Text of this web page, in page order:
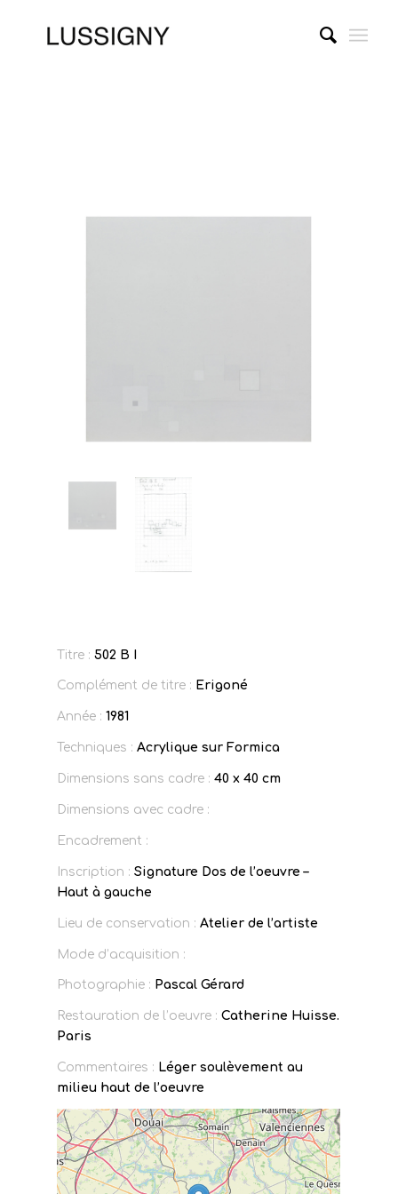
Titre : 502 B I
Complément de titre : Erigoné
Année : 1981
Techniques : Acrylique sur Formica
Dimensions sans cadre : 40 x 40 cm
Dimensions avec cadre :
Encadrement :
Inscription : Signature Dos de l’oeuvre –
Haut à gauche
Lieu de conservation : Atelier de l’artiste
Mode d’acquisition :
Photographie : Pascal Gérard
Restauration de l’oeuvre : Catherine Huisse.
Paris
Commentaires : Léger soulèvement au
milieu haut de l’oeuvre